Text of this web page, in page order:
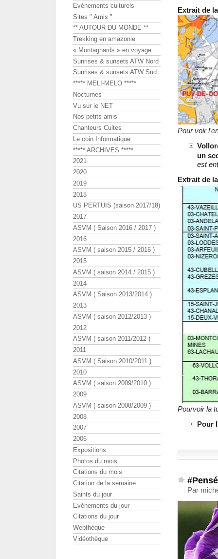
Extrait de
Pour voir
un
est
Extrait de
Pourvoir la
Pour
Par
Evénements culturels
Sites " Amis "
** AUTOUR DU MONDE **
Trekking en amazonie
« Montagnards » en voyage
Sunrises & sunsets ATW Nord
Sunrises & sunsets ATW Sud
***** MELI-MELO *****
Nocturnes
Vu sur le NET
Nos petits amis
Chanteurs Cultes
Le coin Informatique
***** ARCHIVES *****
2021
2020
2019
2018
US PERTUIS (saison 2017/18)
2017
ASVM ( Saison 2016 / 2017 )
2016
ASVM ( saison 2015 / 2016 )
2015
ASVM ( saison 2014 / 2015 )
2014
ASVM ( Saison 2013/2014 )
2013
ASVM ( saison 2012/2013 )
2012
ASVM ( saison 2011/2012 )
2011
ASVM ( Saison 2010/2011 )
2010
ASVM ( saison 2009/2010 )
2009
ASVM ( saison 2008/2009 )
2008
2007
2006
Expositions
Photos du mois
Citations du mois
Citation de la semaine
Saints du jour
Evénements du jour
Citations du jour
Webthèque
Vidéothèque